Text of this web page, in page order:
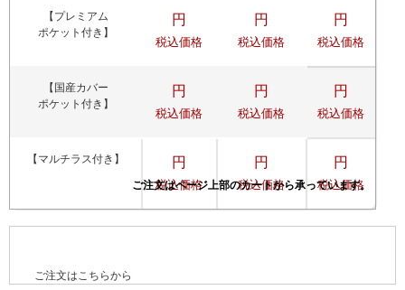
【プレミアム
ポケット付き】
円
税込価格
円
税込価格
円
税込価格
【国産カバー
ポケット付き】
円
税込価格
円
税込価格
円
税込価格
【マルチラス付き】 円
税込価格
円
税込価格
円
税込価格
ご注文はこちらから